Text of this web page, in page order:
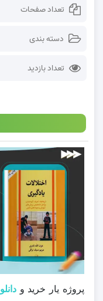
تعداد صفحات
دسته بندی
تعداد بازدید
پروژه یار خرید و